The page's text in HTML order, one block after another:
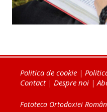
Politica de cookie |
Contact| Despre noi |
Fototeca Ortodoxiei